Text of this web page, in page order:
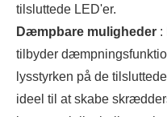
tilsluttede LED'er.
Dæmpbare muligheder :
tilbyder
lysstyrken på de
ideel til at skabe